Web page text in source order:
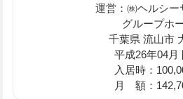
運営：㈱ヘルシー
グループホ
千葉県 流山市
平成26年04月
入居時：
月 額：